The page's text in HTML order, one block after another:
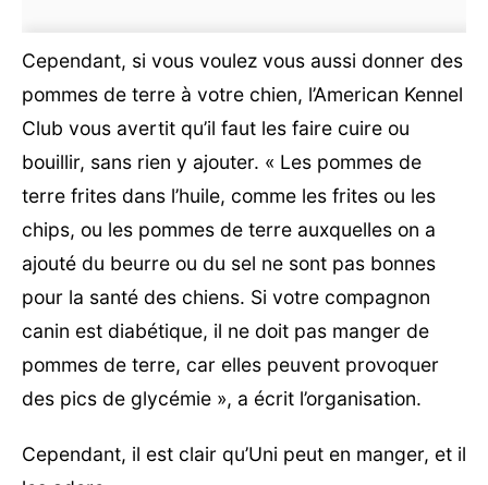
Cependant, si vous voulez vous aussi donner des
pommes de terre à votre chien, l’American Kennel
Club vous avertit qu’il faut les faire cuire ou
bouillir, sans rien y ajouter. « Les pommes de
terre frites dans l’huile, comme les frites ou les
chips, ou les pommes de terre auxquelles on a
ajouté du beurre ou du sel ne sont pas bonnes
pour la santé des chiens. Si votre compagnon
canin est diabétique, il ne doit pas manger de
pommes de terre, car elles peuvent provoquer
des pics de glycémie », a écrit l’organisation.
Cependant, il est clair qu’Uni peut en manger, et il